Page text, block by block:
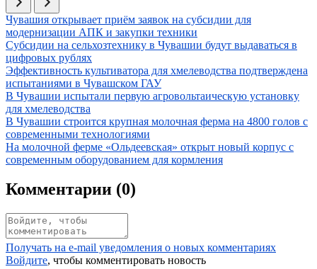
Иллюстрация новости
Чувашия открывает приём заявок на субсидии для
модернизации АПК и закупки техники
Иллюстрация новости
Субсидии на сельхозтехнику в Чувашии будут выдаваться в
цифровых рублях
Иллюстрация новости
Эффективность культиватора для хмелеводства подтверждена
испытаниями в Чувашском ГАУ
Иллюстрация новости
В Чувашии испытали первую агровольтаическую установку
для хмелеводства
Иллюстрация новости
В Чувашии строится крупная молочная ферма на 4800 голов с
современными технологиями
Иллюстрация новости
На молочной ферме «Ольдеевская» открыт новый корпус с
современным оборудованием для кормления
Комментарии (0)
Получать на e‑mail уведомления о новых комментариях
Войдите, чтобы комментировать новость